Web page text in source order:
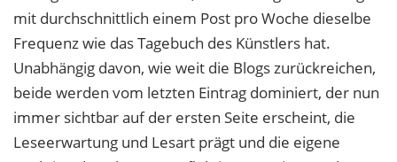
mit durchschnittlich einem Post pro Woche dieselbe
Frequenz wie das Tagebuch des Künstlers hat.
Unabhängig davon, wie weit die Blogs zurückreichen,
beide werden vom letzten Eintrag dominiert, der nun
immer sichtbar auf der ersten Seite erscheint, die
Leseerwartung und Lesart prägt und die eigene